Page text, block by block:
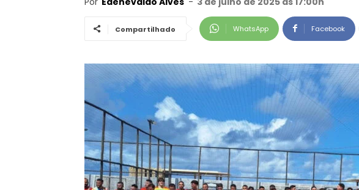
Compartilhado WhatsApp Facebook